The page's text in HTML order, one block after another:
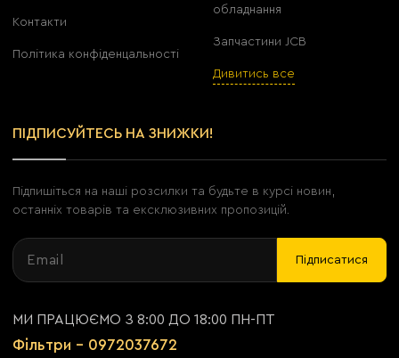
Контакти
Політика конфіденцальності
обладнання
Запчастини JCB
Дивитись все
ПІДПИСУЙТЕСЬ НА ЗНИЖКИ!
Підпишіться на наші розсилки та будьте в курсі новин,
останніх товарів та ексклюзивних пропозицій.
Підписатися
МИ ПРАЦЮЄМО З 8:00 ДО 18:00 ПН-ПТ
Фільтри - 0972037672